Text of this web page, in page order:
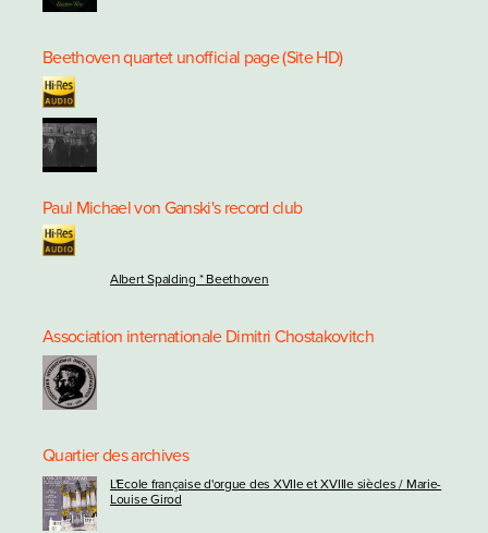
Beethoven quartet unofficial page (Site HD)
Paul Michael von Ganski's record club
Albert Spalding * Beethoven
Association internationale Dimitri Chostakovitch
Quartier des archives
L'Ecole française d'orgue des XVIIe et XVIIIe siècles / Marie-
Louise Girod